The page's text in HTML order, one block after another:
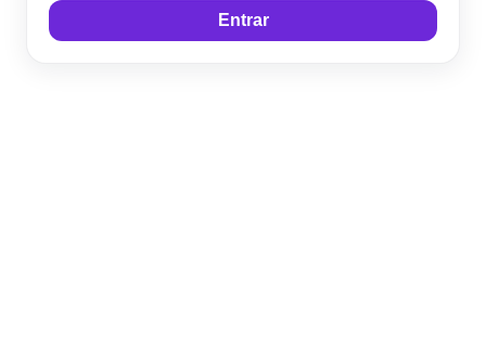
Entrar